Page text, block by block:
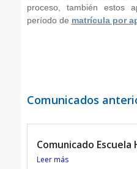
proceso, también estos
período de matrícula por
Comunicados
Comunicado Escuela
Leer más